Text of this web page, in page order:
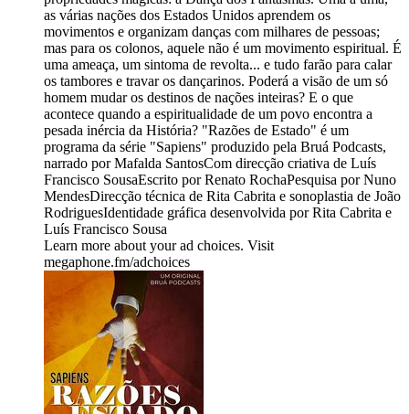
as várias nações dos Estados Unidos aprendem os
movimentos e organizam danças com milhares de pessoas;
mas para os colonos, aquele não é um movimento espiritual. É
uma ameaça, um sintoma de revolta... e tudo farão para calar
os tambores e travar os dançarinos. Poderá a visão de um só
homem mudar os destinos de nações inteiras? E o que
acontece quando a espiritualidade de um povo encontra a
pesada inércia da História? "Razões de Estado" é um
programa da série "Sapiens" produzido pela Bruá Podcasts,
narrado por Mafalda SantosCom direcção criativa de Luís
Francisco SousaEscrito por Renato RochaPesquisa por Nuno
MendesDirecção técnica de Rita Cabrita e sonoplastia de João
RodriguesIdentidade gráfica desenvolvida por Rita Cabrita e
Luís Francisco Sousa
Learn more about your ad choices. Visit
megaphone.fm/adchoices